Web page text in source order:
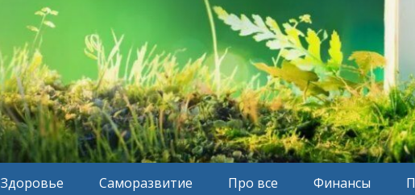
Здоровье Саморазвитие Про все Финансы